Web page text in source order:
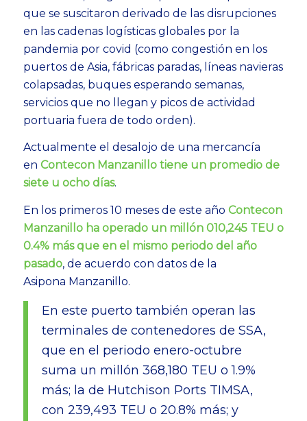
que se suscitaron derivado de las disrupciones
en las cadenas logísticas globales por la
pandemia por covid (como congestión en los
puertos de Asia, fábricas paradas, líneas navieras
colapsadas, buques esperando semanas,
servicios que no llegan y picos de actividad
portuaria fuera de todo orden).
Actualmente el desalojo de una mercancía
en Contecon Manzanillo tiene un promedio de
siete u ocho días.
En los primeros 10 meses de este año Contecon
Manzanillo ha operado un millón 010,245 TEU o
0.4% más que en el mismo periodo del año
pasado, de acuerdo con datos de la
Asipona Manzanillo.
En este puerto también operan las
terminales de contenedores de SSA,
que en el periodo enero-octubre
suma un millón 368,180 TEU o 1.9%
más; la de Hutchison Ports TIMSA,
con 239,493 TEU o 20.8% más; y